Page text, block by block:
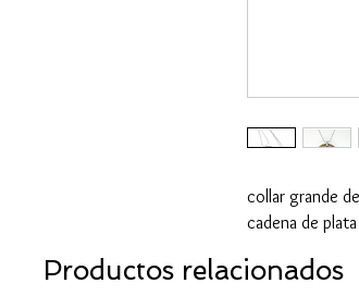
collar grande
cadena de
Productos relacionados